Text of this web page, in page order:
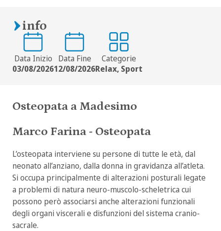
info
Data Inizio
03/08/2026
Data Fine
12/08/2026
Categorie
Relax, Sport
Osteopata a Madesimo
Marco Farina - Osteopata
L’osteopata interviene su persone di tutte le età, dal
neonato all’anziano, dalla donna in gravidanza all’atleta.
Si occupa principalmente di alterazioni posturali legate
a problemi di natura neuro-muscolo-scheletrica cui
possono però associarsi anche alterazioni funzionali
degli organi viscerali e disfunzioni del sistema cranio-
sacrale.